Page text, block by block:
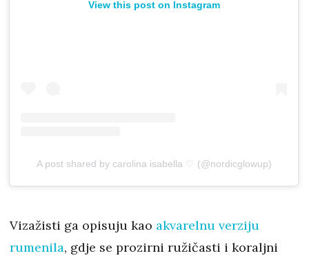
View this post on Instagram
A post shared by carolina isabella ♡ (@nordicglowup)
Vizažisti ga opisuju kao akvarelnu verziju
rumenila, gdje se prozirni ružičasti i koraljni